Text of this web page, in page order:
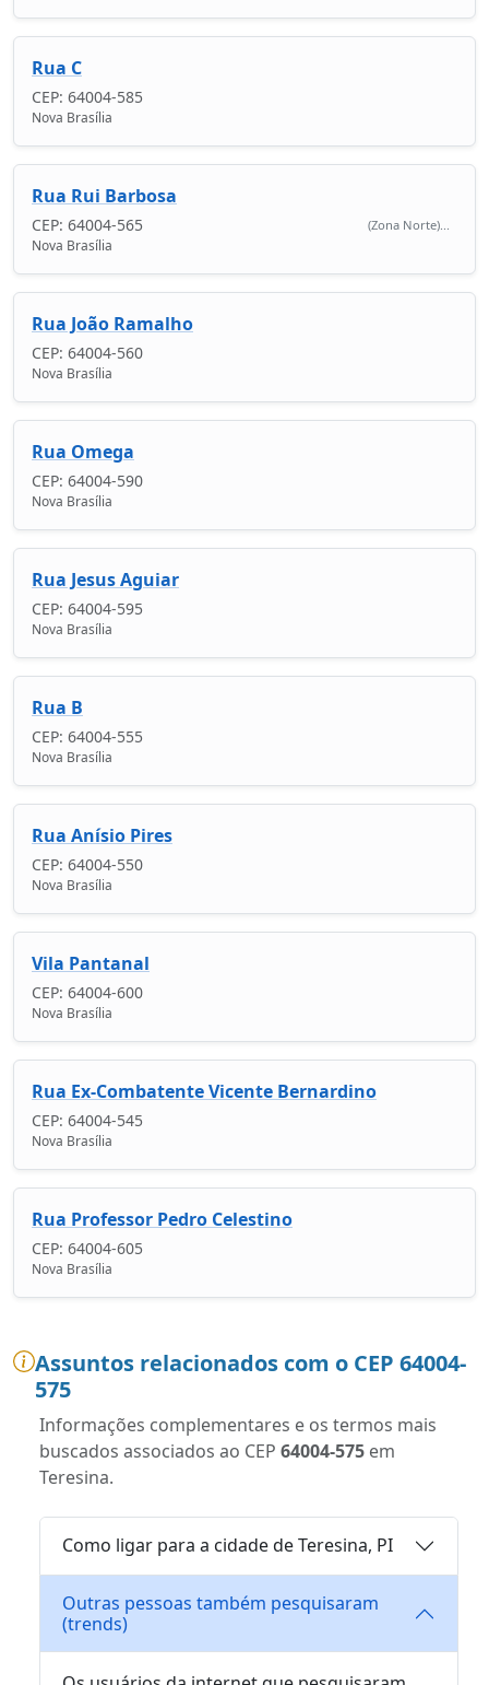
Rua C
CEP: 64004-585
Nova Brasília
Rua Rui Barbosa
CEP: 64004-565 (Zona Norte)...
Nova Brasília
Rua João Ramalho
CEP: 64004-560
Nova Brasília
Rua Omega
CEP: 64004-590
Nova Brasília
Rua Jesus Aguiar
CEP: 64004-595
Nova Brasília
Rua B
CEP: 64004-555
Nova Brasília
Rua Anísio Pires
CEP: 64004-550
Nova Brasília
Vila Pantanal
CEP: 64004-600
Nova Brasília
Rua Ex-Combatente Vicente Bernardino
CEP: 64004-545
Nova Brasília
Rua Professor Pedro Celestino
CEP: 64004-605
Nova Brasília
Assuntos relacionados com o CEP 64004-
575
Informações complementares e os termos mais
buscados associados ao CEP 64004-575 em
Teresina.
Como ligar para a cidade de Teresina, PI
Outras pessoas também pesquisaram
(trends)